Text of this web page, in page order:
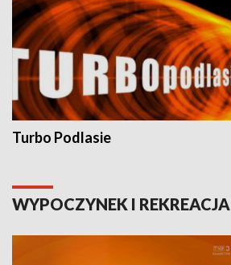
Turbo Podlasie
WYPOCZYNEK I REKREACJA